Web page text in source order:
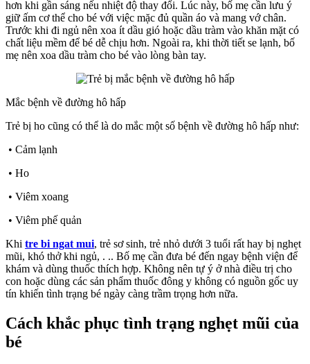
hơn khi gần sáng nếu nhiệt độ thay đổi. Lúc này, bố mẹ cần lưu ý
giữ ấm cơ thể cho bé với việc mặc đủ quần áo và mang vớ chân.
Trước khi đi ngủ nên xoa ít dầu gió hoặc dầu tràm vào khăn mặt có
chất liệu mềm để bé dễ chịu hơn. Ngoài ra, khi thời tiết se lạnh, bố
mẹ nên xoa dầu tràm cho bé vào lòng bàn tay.
Mắc bệnh về đường hô hấp
Trẻ bị ho cũng có thể là do mắc một số bệnh về đường hô hấp như:
• Cảm lạnh
• Ho
• Viêm xoang
• Viêm phế quản
Khi tre bi ngat mui, trẻ sơ sinh, trẻ nhỏ dưới 3 tuổi rất hay bị nghẹt
mũi, khó thở khi ngủ, . .. Bố mẹ cần đưa bé đến ngay bệnh viện để
khám và dùng thuốc thích hợp. Không nên tự ý ở nhà điều trị cho
con hoặc dùng các sản phẩm thuốc đông y không có nguồn gốc uy
tín khiến tình trạng bé ngày càng trầm trọng hơn nữa.
Cách khắc phục tình trạng nghẹt mũi của
bé